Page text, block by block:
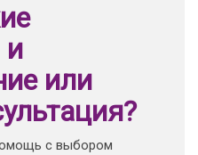
и
или
с выбором